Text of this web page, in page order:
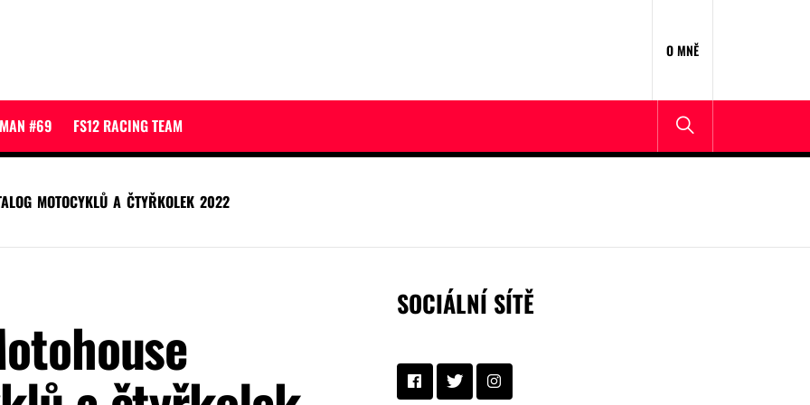
O MNĚ
#69 FS12 RACING TEAM
MOTOCYKLŮ A ČTYŘKOLEK 2022
SOCIÁLNÍ SÍTĚ